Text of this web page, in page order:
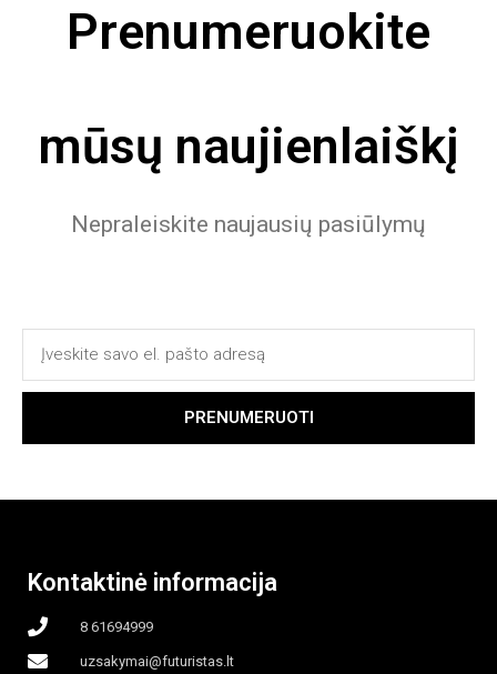
Prenumeruokite
mūsų naujienlaiškį
Nepraleiskite naujausių pasiūlymų
PRENUMERUOTI
Kontaktinė informacija
8 61694999
uzsakymai@futuristas.lt